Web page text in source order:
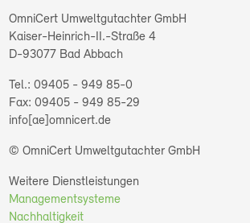
OmniCert Umweltgutachter GmbH
Kaiser-Heinrich-II.-Straße 4
D-93077 Bad Abbach
09405 - 949 85-0
09405 - 949 85-29
info[ae]omnicert.de
© OmniCert Umweltgutachter GmbH
Weitere Dienstleistungen
Managementsysteme
Nachhaltigkeit